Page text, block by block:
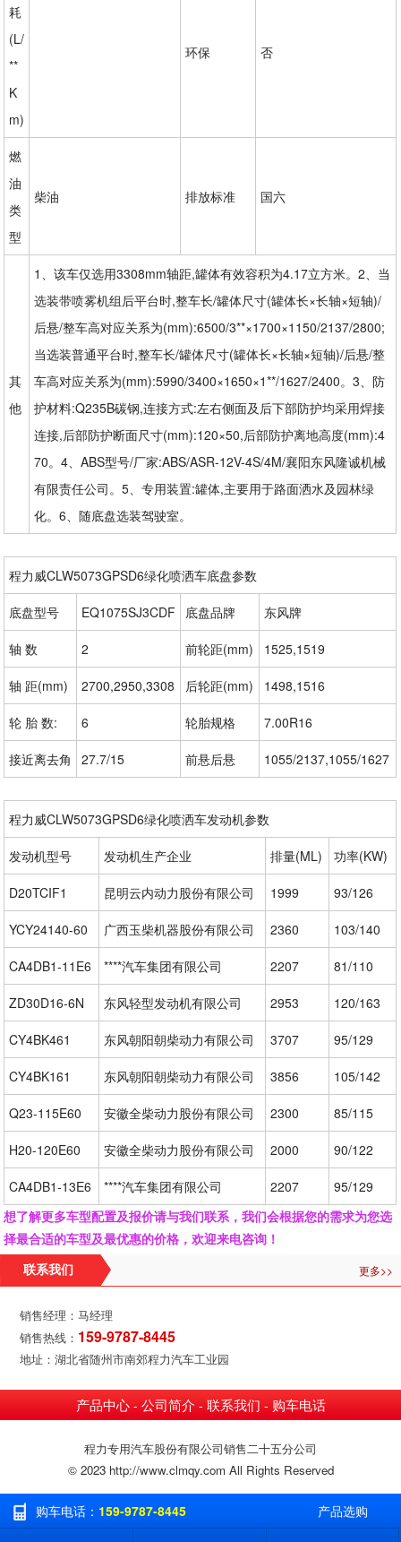
耗
(L/
**
K
m)
环保 否
燃
油
类
型
柴油 排放标准 国六
其
他
1、该车仅选用3308mm轴距,罐体有效容积为4.17立方米。2、当
选装带喷雾机组后平台时,整车长/罐体尺寸(罐体长×长轴×短轴)/
后悬/整车高对应关系为(mm):6500/3**×1700×1150/2137/2800;
当选装普通平台时,整车长/罐体尺寸(罐体长×长轴×短轴)/后悬/整
车高对应关系为(mm):5990/3400×1650×1**/1627/2400。3、防
护材料:Q235B碳钢,连接方式:左右侧面及后下部防护均采用焊接
连接,后部防护断面尺寸(mm):120×50,后部防护离地高度(mm):4
70。4、ABS型号/厂家:ABS/ASR-12V-4S/4M/襄阳东风隆诚机械
有限责任公司。5、专用装置:罐体,主要用于路面洒水及园林绿
化。6、随底盘选装驾驶室。
程力威CLW5073GPSD6绿化喷洒车底盘参数
底盘型号 EQ1075SJ3CDF 底盘品牌 东风牌
轴 数 2 前轮距(mm) 1525,1519
轴 距(mm) 2700,2950,3308 后轮距(mm) 1498,1516
轮 胎 数: 6 轮胎规格 7.00R16
接近离去角 27.7/15 前悬后悬 1055/2137,1055/1627
程力威CLW5073GPSD6绿化喷洒车发动机参数
发动机型号 发动机生产企业 排量(ML) 功率(KW)
D20TCIF1 昆明云内动力股份有限公司 1999 93/126
YCY24140-60 广西玉柴机器股份有限公司 2360 103/140
CA4DB1-11E6 ****汽车集团有限公司 2207 81/110
ZD30D16-6N 东风轻型发动机有限公司 2953 120/163
CY4BK461 东风朝阳朝柴动力有限公司 3707 95/129
CY4BK161 东风朝阳朝柴动力有限公司 3856 105/142
Q23-115E60 安徽全柴动力股份有限公司 2300 85/115
H20-120E60 安徽全柴动力股份有限公司 2000 90/122
CA4DB1-13E6 ****汽车集团有限公司 2207
95/129
想了解更多车型配置及报价请与我们联系，我们会根据您的需求为您选
择最合适的车型及最优惠的价格，欢迎来电咨询！
联系我们 更多>>
销售经理：马经理
销售热线： 159-9787-8445
地址：湖北省随州市南郊程力汽车工业园
产品中心- 公司简介 - 联系我们 - 购车电话
程力专用汽车股份有限公司销售二十五分公司
© 2023 http://www.clmqy.com All Rights Reserved
购车电话： 159-9787-8445 产品选购